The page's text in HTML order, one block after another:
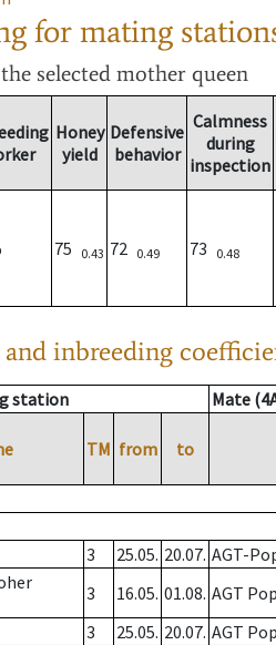
for mating
selected mother queen
Honey
yield
Defensive
behavior
Calmness
during
inspection
75 0.43 72 0.49 73 0.48
inbreeding
station Mate
TM from to
3 25.05. 20.07. AGT-
3 16.05. 01.08. AGT
3 25.05. 20.07. AGT